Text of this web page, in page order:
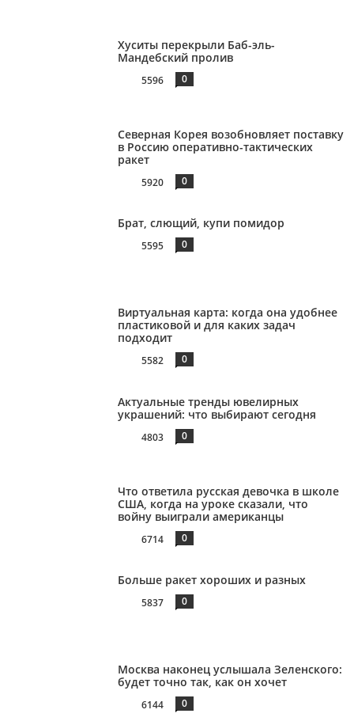
Хуситы перекрыли Баб-эль-
Мандебский пролив
5596 0
Северная Корея возобновляет поставку
в Россию оперативно-тактических
ракет
5920 0
Брат, слющий, купи помидор
5595 0
Виртуальная карта: когда она удобнее
пластиковой и для каких задач
подходит
5582 0
Актуальные тренды ювелирных
украшений: что выбирают сегодня
4803 0
Что ответила русская девочка в школе
США, когда на уроке сказали, что
войну выиграли американцы
6714 0
Больше ракет хороших и разных
5837 0
Москва наконец услышала Зеленского:
будет точно так, как он хочет
6144 0